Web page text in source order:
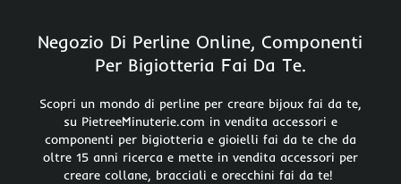
Negozio Di Perline Online, Componenti
Per Bigiotteria Fai Da Te.
Scopri un mondo di perline per creare bijoux fai da te,
su PietreeMinuterie.com in vendita accessori e
componenti per bigiotteria e gioielli fai da te che da
oltre 15 anni ricerca e mette in vendita accessori per
creare collane, bracciali e orecchini fai da te!